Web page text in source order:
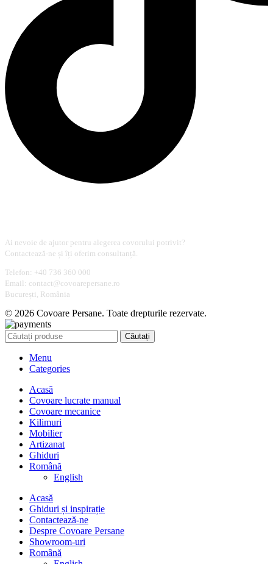
Ai nevoie de ajutor pentru alegerea covorului potrivit?
Contactează-ne și îți oferim consultanță.
Telefon: +40 736 360 000
Email: contact@covoarepersane.ro
București, România
© 2026 Covoare Persane. Toate drepturile rezervate.
Căutați
Menu
Categories
Acasă
Covoare lucrate manual
Covoare mecanice
Kilimuri
Mobilier
Artizanat
Ghiduri
Română
English
Acasă
Ghiduri și inspirație
Contactează-ne
Despre Covoare Persane
Showroom-uri
Română